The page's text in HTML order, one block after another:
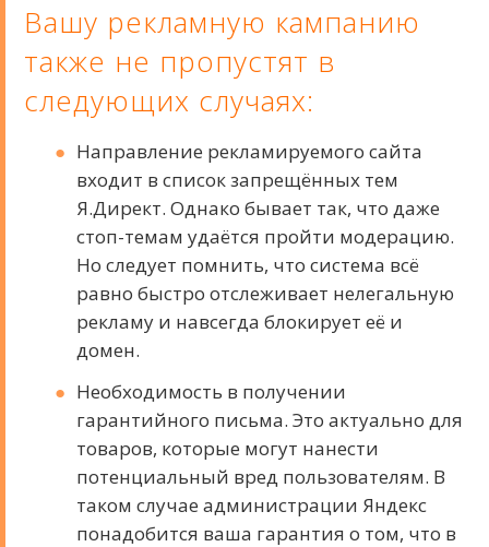
Вашу рекламную кампанию
также не пропустят в
следующих случаях:
Направление рекламируемого сайта
входит в список запрещённых тем
Я.Директ. Однако бывает так, что даже
стоп-темам удаётся пройти модерацию.
Но следует помнить, что система всё
равно быстро отслеживает нелегальную
рекламу и навсегда блокирует её и
домен.
Необходимость в получении
гарантийного письма. Это актуально для
товаров, которые могут нанести
потенциальный вред пользователям. В
таком случае администрации Яндекс
понадобится ваша гарантия о том, что в